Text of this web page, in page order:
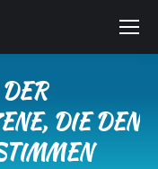
DIE DEN